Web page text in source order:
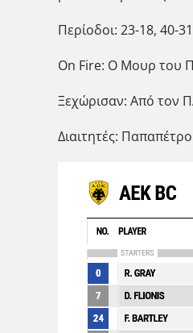
Περίοδοι: 23-18, 40-
On Fire: Ο Μουρ του
Ξεχώρισαν: Από τον
Διαιτητές: